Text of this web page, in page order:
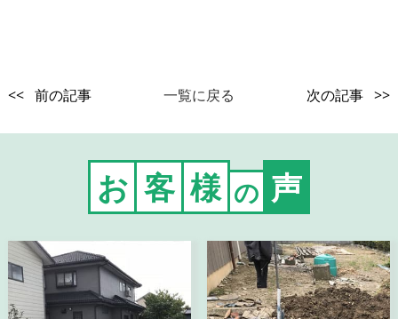
<< 前の記事 一覧に戻る 次の記事 >>
お 客 様 の 声